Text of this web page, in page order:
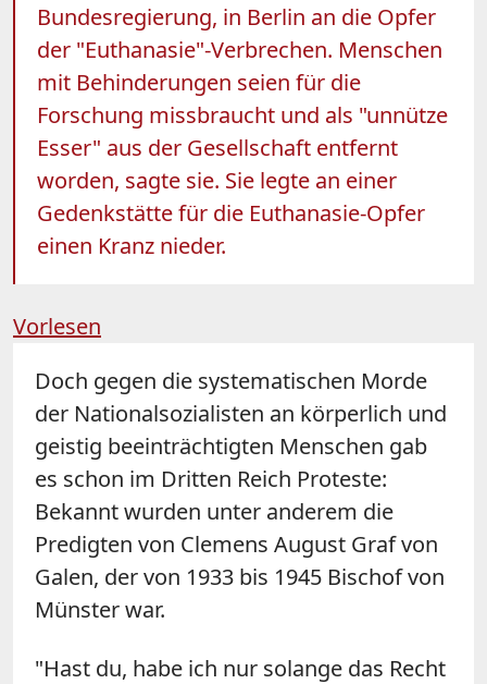
Bundesregierung, in Berlin an die Opfer
der "Euthanasie"-Verbrechen. Menschen
mit Behinderungen seien für die
Forschung missbraucht und als "unnütze
Esser" aus der Gesellschaft entfernt
worden, sagte sie. Sie legte an einer
Gedenkstätte für die Euthanasie-Opfer
einen Kranz nieder.
Vorlesen
Doch gegen die systematischen Morde
der Nationalsozialisten an körperlich und
geistig beeinträchtigten Menschen gab
es schon im Dritten Reich Proteste:
Bekannt wurden unter anderem die
Predigten von Clemens August Graf von
Galen, der von 1933 bis 1945 Bischof von
Münster war.
"Hast du, habe ich nur solange das Recht